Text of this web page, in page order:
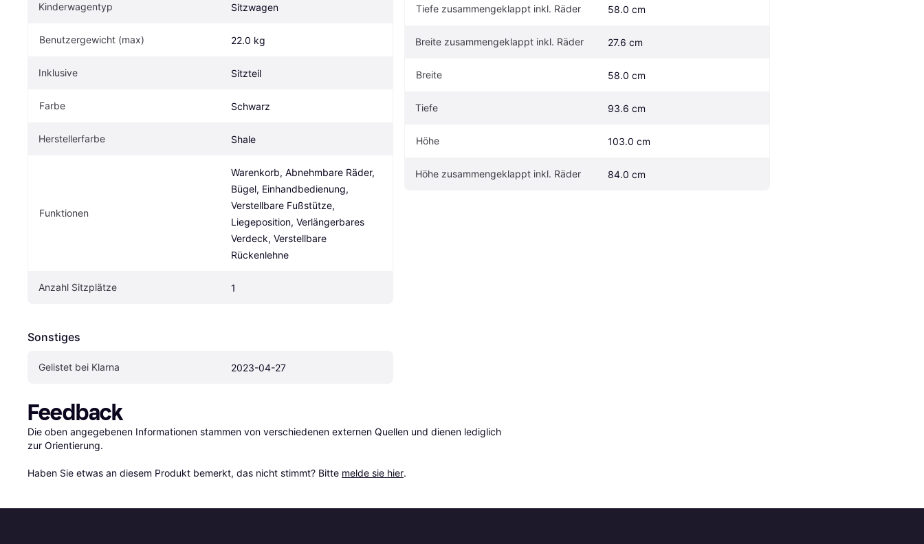
Kinderwagentyp Sitzwagen
Benutzergewicht (max) 22.0 kg
Inklusive Sitzteil
Farbe Schwarz
Herstellerfarbe Shale
Funktionen
Warenkorb, Abnehmbare Räder,
Bügel, Einhandbedienung,
Verstellbare Fußstütze,
Liegeposition, Verlängerbares
Verdeck, Verstellbare
Rückenlehne
Anzahl Sitzplätze 1
Sonstiges
Gelistet bei Klarna 2023-04-27
Tiefe zusammengeklappt inkl. Räder 58.0 cm
Breite zusammengeklappt inkl. Räder 27.6 cm
Breite 58.0 cm
Tiefe 93.6 cm
Höhe 103.0 cm
Höhe zusammengeklappt inkl. Räder 84.0 cm
Feedback
Die oben angegebenen Informationen stammen von verschiedenen externen Quellen und dienen lediglich
zur Orientierung.
Haben Sie etwas an diesem Produkt bemerkt, das nicht stimmt? Bitte melde sie hier.